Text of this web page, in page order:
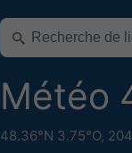
Météo
48.36°N 3.75°O,